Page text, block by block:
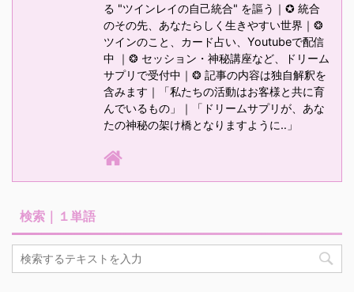
る "ツインレイの自己統合" を謳う｜✪ 統合
のその先、あなたらしく生きやすい世界｜❂
ツインのこと、カード占い、Youtubeで配信
中 ｜❂ セッション・神秘講座など、ドリーム
サプリで受付中｜❂ 記事の内容は独自解釈を
含みます｜「私たちの活動はお客様と共に育
んでいるもの」｜「ドリームサプリが、あな
たの神秘の架け橋となりますように‥」
検索｜１単語